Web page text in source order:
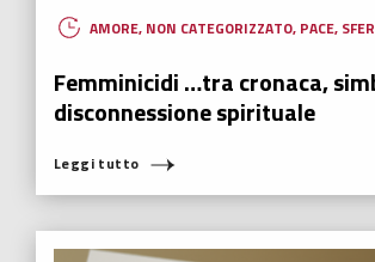
AMORE, NON CATEGORIZZATO, PACE,
Femminicidi …tra cronaca,
disconnessione spirituale
Leggi tutto